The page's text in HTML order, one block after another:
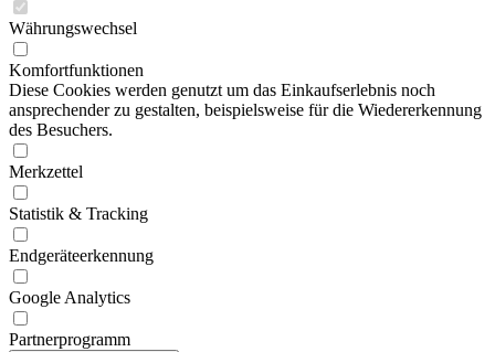
Währungswechsel
Komfortfunktionen
Diese Cookies werden genutzt um das Einkaufserlebnis noch
ansprechender zu gestalten, beispielsweise für die Wiedererkennung
des Besuchers.
Merkzettel
Statistik & Tracking
Endgeräteerkennung
Google Analytics
Partnerprogramm